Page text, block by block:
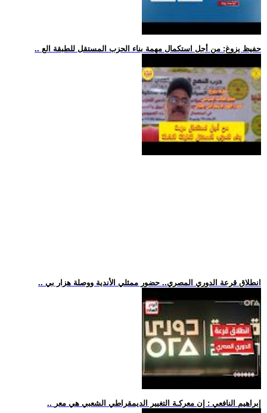
.. حفيظ يزوغ: من أجل استكمال مهمة بناء الحزب المستقل للطبقة الع
.. انطلاق قرعة الدوري المصري.. حضور ممثلي الأندية ووصلة هزار بي
.. إبراهيم النافعي : إن معركـة التغيير الديمقراطي الشعبي هي معر